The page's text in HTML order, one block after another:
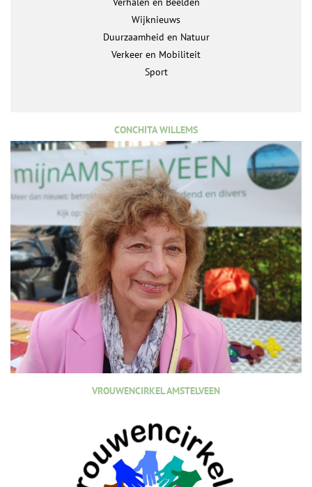
Wijknieuws
Duurzaamheid en Natuur
Verkeer en Mobiliteit
Sport
CONCHITA WILLEMS
VROUWENCIRKEL AMSTELVEEN